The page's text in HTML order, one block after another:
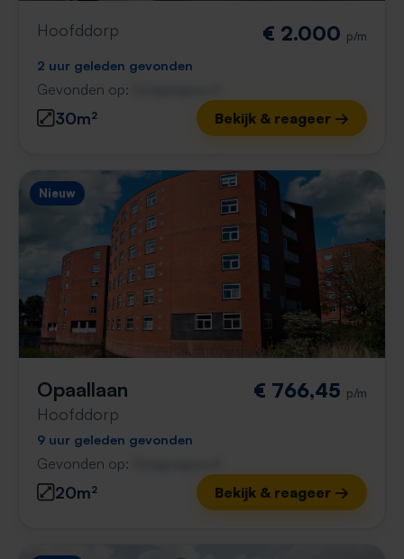
Hoofddorp € 2.000 p/m
2 uur geleden gevonden
Gevonden op:
30m² Bekijk & reageer →
Nieuw
Opaallaan
Hoofddorp
€ 766,45 p/m
9 uur geleden gevonden
Gevonden op:
20m² Bekijk & reageer →